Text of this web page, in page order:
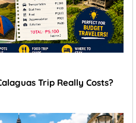
Trip Really Costs?